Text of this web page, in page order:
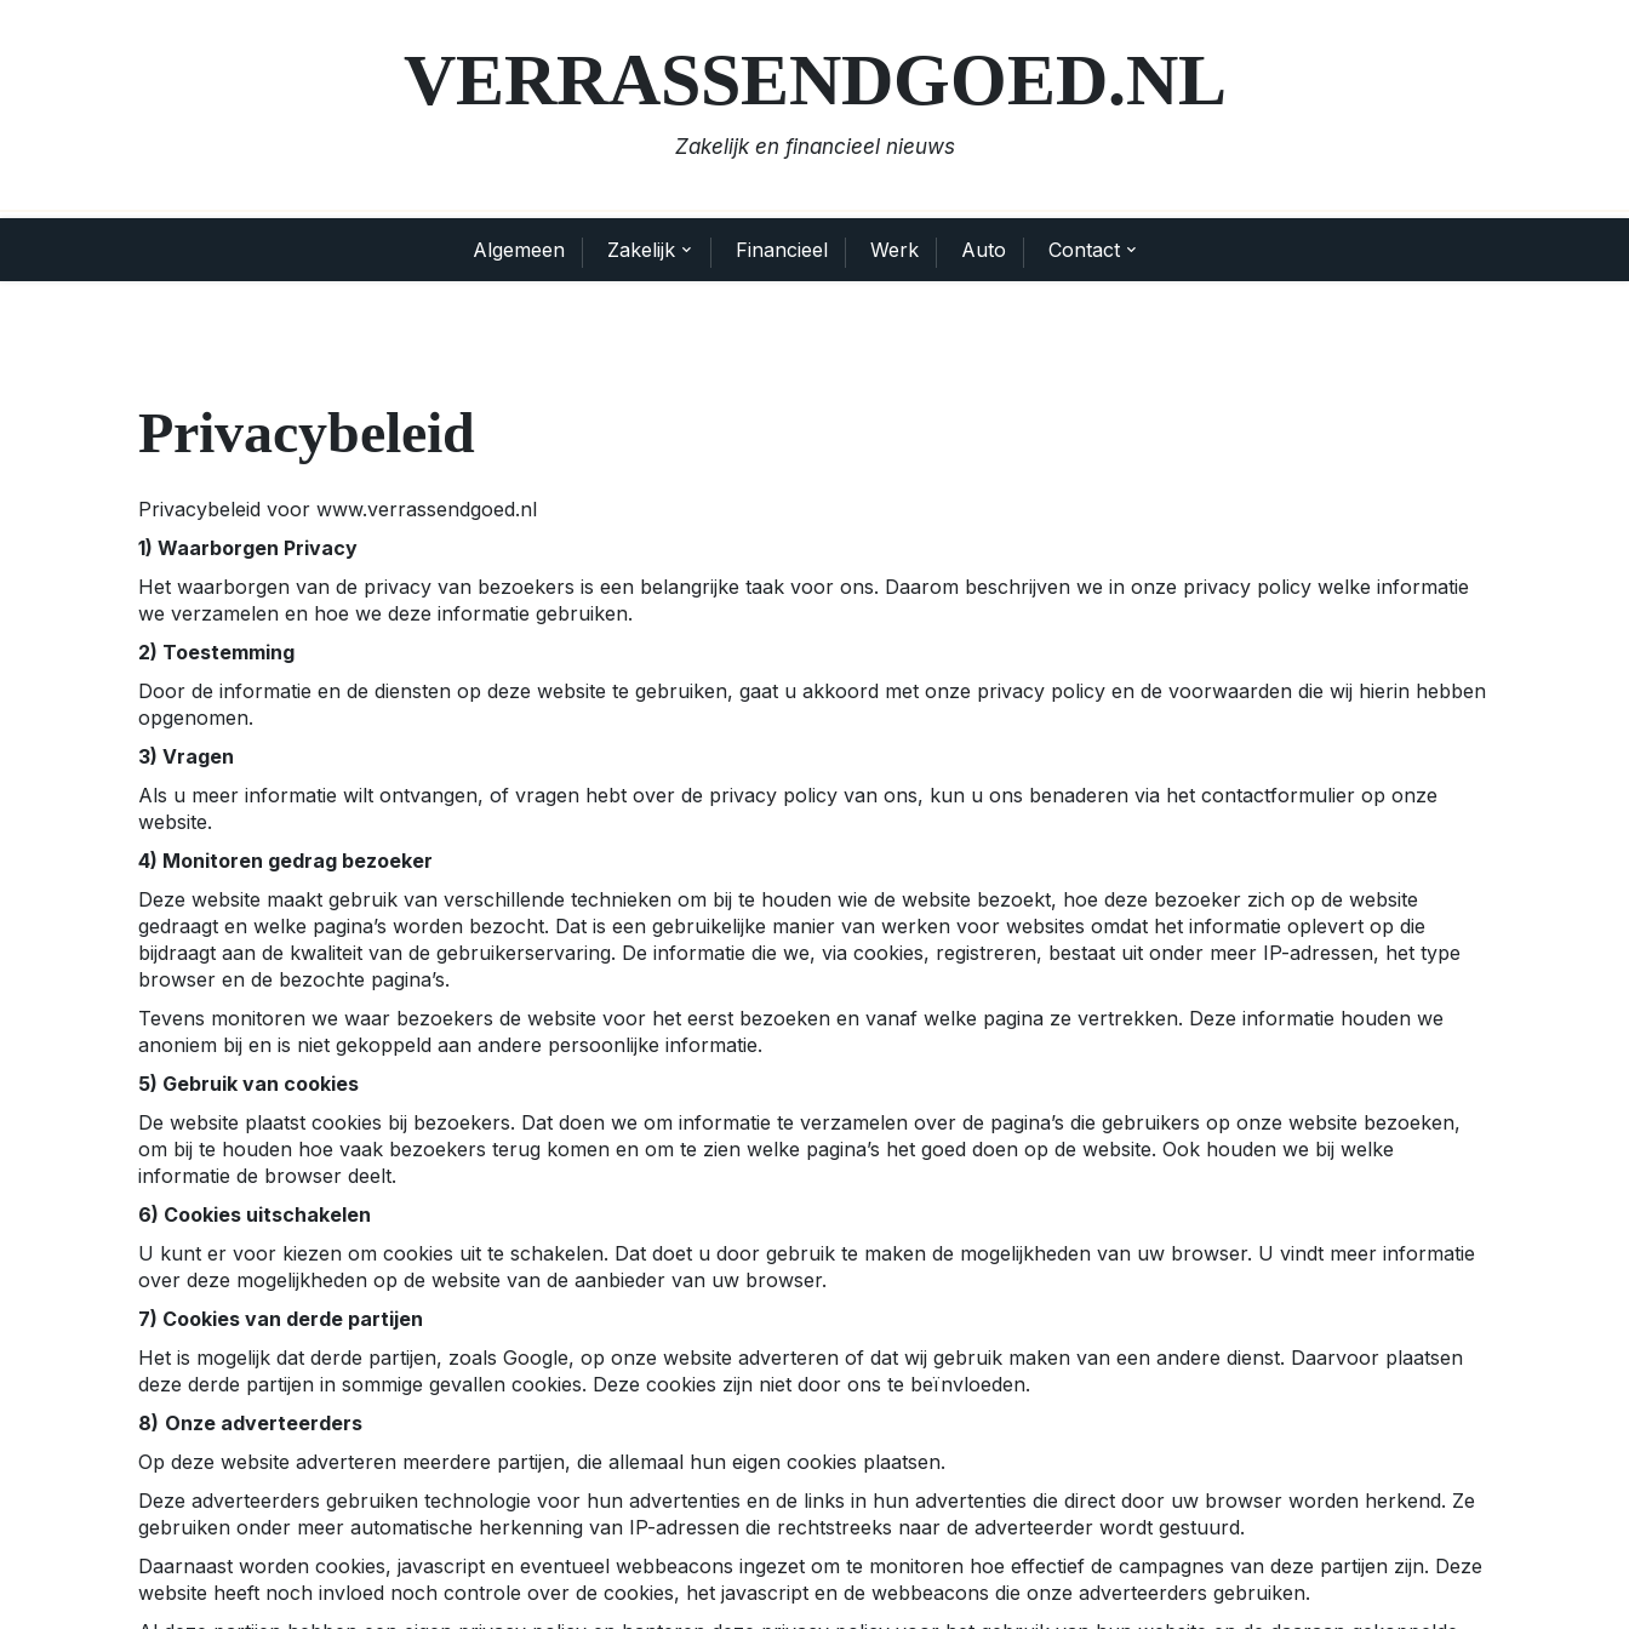
VERRASSENDGOED.NL
Zakelijk en financieel nieuws
Algemeen Zakelijk Financieel Werk Auto Contact
Privacybeleid
Privacybeleid voor www.verrassendgoed.nl
1) Waarborgen Privacy
Het waarborgen van de privacy van bezoekers is een belangrijke taak voor ons. Daarom beschrijven we in onze privacy policy welke informatie
we verzamelen en hoe we deze informatie gebruiken.
2) Toestemming
Door de informatie en de diensten op deze website te gebruiken, gaat u akkoord met onze privacy policy en de voorwaarden die wij hierin hebben
opgenomen.
3) Vragen
Als u meer informatie wilt ontvangen, of vragen hebt over de privacy policy van ons, kun u ons benaderen via het contactformulier op onze
website.
4) Monitoren gedrag bezoeker
Deze website maakt gebruik van verschillende technieken om bij te houden wie de website bezoekt, hoe deze bezoeker zich op de website
gedraagt en welke pagina’s worden bezocht. Dat is een gebruikelijke manier van werken voor websites omdat het informatie oplevert op die
bijdraagt aan de kwaliteit van de gebruikerservaring. De informatie die we, via cookies, registreren, bestaat uit onder meer IP-adressen, het type
browser en de bezochte pagina’s.
Tevens monitoren we waar bezoekers de website voor het eerst bezoeken en vanaf welke pagina ze vertrekken. Deze informatie houden we
anoniem bij en is niet gekoppeld aan andere persoonlijke informatie.
5) Gebruik van cookies
De website plaatst cookies bij bezoekers. Dat doen we om informatie te verzamelen over de pagina’s die gebruikers op onze website bezoeken,
om bij te houden hoe vaak bezoekers terug komen en om te zien welke pagina’s het goed doen op de website. Ook houden we bij welke
informatie de browser deelt.
6) Cookies uitschakelen
U kunt er voor kiezen om cookies uit te schakelen. Dat doet u door gebruik te maken de mogelijkheden van uw browser. U vindt meer informatie
over deze mogelijkheden op de website van de aanbieder van uw browser.
7) Cookies van derde partijen
Het is mogelijk dat derde partijen, zoals Google, op onze website adverteren of dat wij gebruik maken van een andere dienst. Daarvoor plaatsen
deze derde partijen in sommige gevallen cookies. Deze cookies zijn niet door ons te beïnvloeden.
8) Onze adverteerders
Op deze website adverteren meerdere partijen, die allemaal hun eigen cookies plaatsen.
Deze adverteerders gebruiken technologie voor hun advertenties en de links in hun advertenties die direct door uw browser worden herkend. Ze
gebruiken onder meer automatische herkenning van IP-adressen die rechtstreeks naar de adverteerder wordt gestuurd.
Daarnaast worden cookies, javascript en eventueel webbeacons ingezet om te monitoren hoe effectief de campagnes van deze partijen zijn. Deze
website heeft noch invloed noch controle over de cookies, het javascript en de webbeacons die onze adverteerders gebruiken.